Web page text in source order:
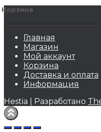
Корзина
Главная
Магазин
Мой аккаунт
Корзина
Доставка и оплата
Информация
Hestia | Разработано